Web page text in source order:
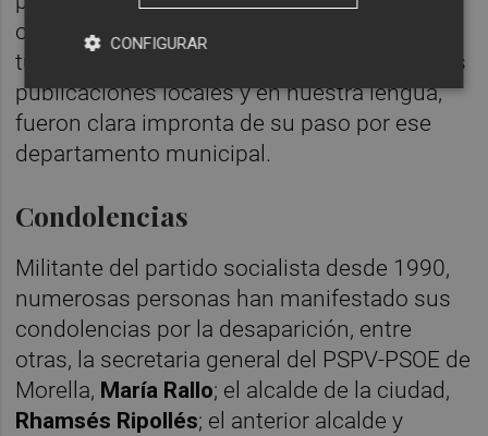
orientación económica de Morella hacia el
turismo, las exposiciones y el impulso de las
publicaciones locales y en nuestra lengua,
fueron clara impronta de su paso por ese
departamento municipal.
Condolencias
Militante del partido socialista desde 1990,
numerosas personas han manifestado sus
condolencias por la desaparición, entre
otras, la secretaria general del PSPV-PSOE de
Morella, María Rallo; el alcalde de la ciudad,
Rhamsés Ripollés; el anterior alcalde y
CONFIGURAR